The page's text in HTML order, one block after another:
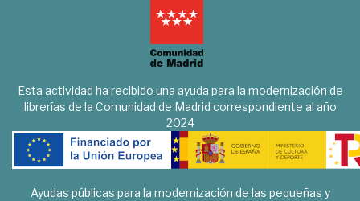
Esta actividad ha recibido una ayuda para la modernización de
librerías de la Comunidad de Madrid correspondiente al año
2024
Ayudas públicas para la modernización de las pequeñas y